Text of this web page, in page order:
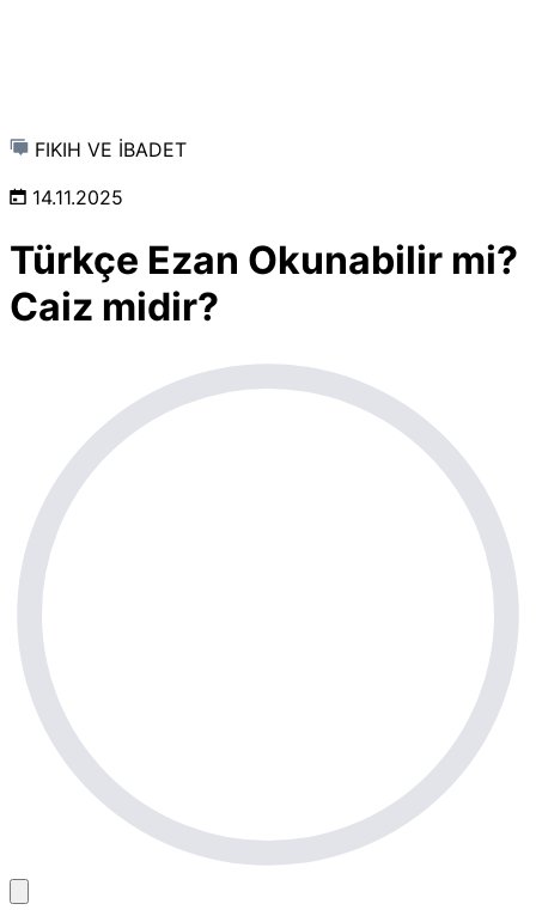
FIKIH VE İBADET
14.11.2025
Türkçe Ezan Okunabilir mi?
Caiz midir?